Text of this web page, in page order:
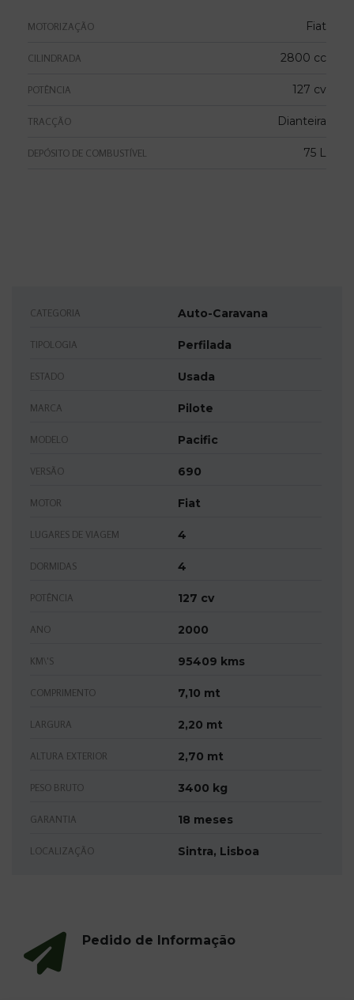
MOTORIZAÇÃO Fiat
CILINDRADA 2800 cc
POTÊNCIA 127 cv
TRACÇÃO Dianteira
DEPÓSITO DE COMBUSTÍVEL 75 L
CATEGORIA Auto-Caravana
TIPOLOGIA Perfilada
ESTADO Usada
MARCA Pilote
MODELO Pacific
VERSÃO 690
MOTOR Fiat
LUGARES DE VIAGEM 4
DORMIDAS 4
POTÊNCIA 127 cv
ANO 2000
KM\'S 95409 kms
COMPRIMENTO 7,10 mt
LARGURA 2,20 mt
ALTURA EXTERIOR 2,70 mt
PESO BRUTO 3400 kg
GARANTIA 18 meses
LOCALIZAÇÃO Sintra, Lisboa
Pedido de Informação